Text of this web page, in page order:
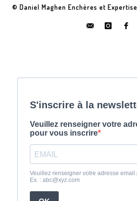
© Daniel Maghen Enchères et